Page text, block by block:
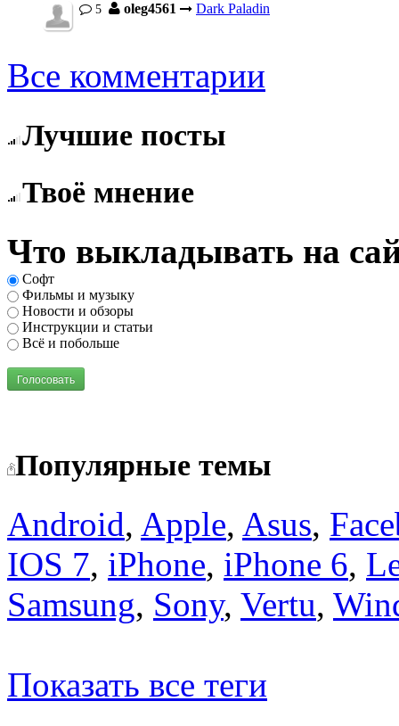
5 oleg4561 Dark Paladin
Все комментарии
Лучшие посты
Твоё мнение
Что выкладывать на
Софт
Фильмы и музыку
Новости и обзоры
Инструкции и статьи
Всё и побольше
Голосовать
Популярные темы
Android, Apple, Asus,
IOS 7, iPhone, iPhone 6,
Samsung, Sony, Vertu,
Показать все теги